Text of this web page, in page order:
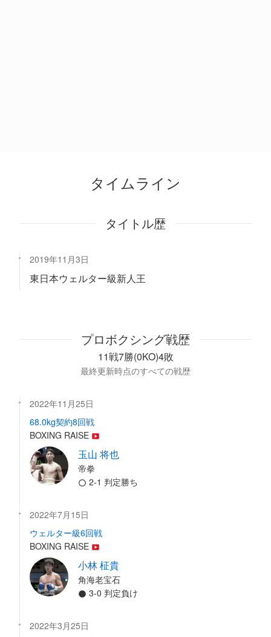
タイムライン
タイトル歴
2019年11月3日
東日本ウェルター級新人王
プロボクシング戦歴
11戦7勝(0KO)4敗
最終更新時点のすべての戦歴
2022年11月25日
68.0kg契約8回戦
BOXING RAISE
玉山 将也
帝拳
2-1 判定勝ち
2022年7月15日
ウェルター級6回戦
BOXING RAISE
小林 柾貴
角海老宝石
3-0 判定負け
2022年3月25日